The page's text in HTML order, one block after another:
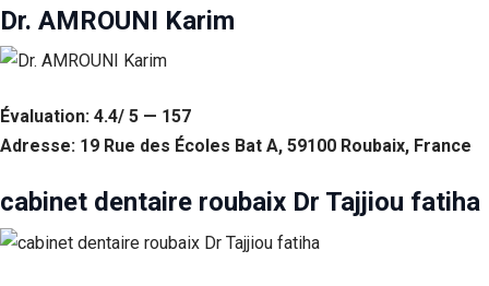
Dr. AMROUNI Karim
Évaluation: 4.4/ 5 — 157
Adresse: 19 Rue des Écoles Bat A, 59100 Roubaix, France
cabinet dentaire roubaix Dr Tajjiou fatiha